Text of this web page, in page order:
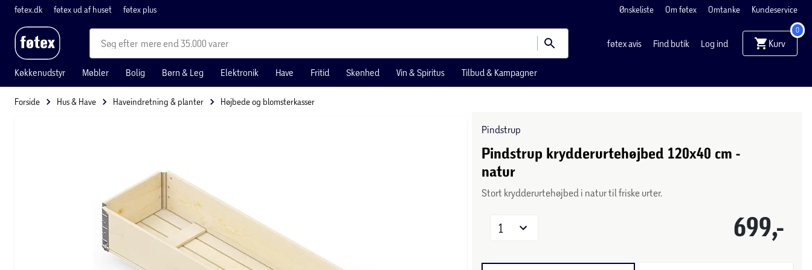
føtex.dk føtex ud af huset føtex plus Ønskeliste Om føtex Omtanke Kundeservice
mere end 35.000 varer føtex avis Find butik Log ind Kurv
0
Køkkenudstyr Møbler Bolig Børn & Leg Elektronik Have Fritid Skønhed Vin & Spiritus Tilbud & Kampagner
Forside Hus & Have Haveindretning & planter Højbede og blomsterkasser
Pindstrup
Pindstrup krydderurtehøjbed 120x40 cm -
natur
Stort krydderurtehøjbed i natur til friske urter.
699,-
1